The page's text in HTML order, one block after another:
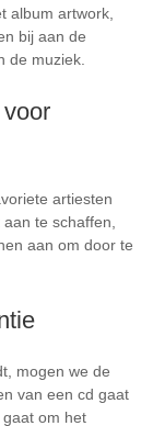
album artwork,
bij aan de
de muziek.
artiesten
te schaffen,
aan om door te
mogen we de
van een cd gaat
om het